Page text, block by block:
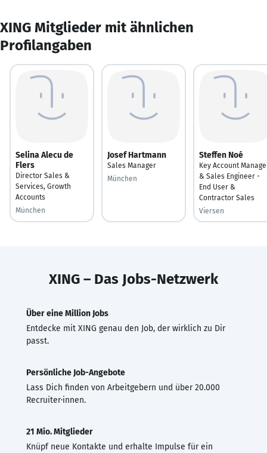
XING Mitglieder mit ähnlichen
Profilangaben
Selina Alecu de
Flers
Director Sales &
Services, Growth
Accounts
München
Josef Hartmann
Sales Manager
München
Steffen Noé
Key Account
& Sales Engineer -
End User &
Contractor Sales
Viersen
XING – Das Jobs-Netzwerk
Über eine Million Jobs
Entdecke mit XING genau den Job, der wirklich zu Dir
passt.
Persönliche Job-Angebote
Lass Dich finden von Arbeitgebern und über 20.000
Recruiter·innen.
21 Mio. Mitglieder
Knüpf neue Kontakte und erhalte Impulse für ein